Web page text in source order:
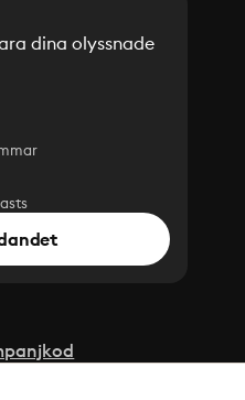
dina olyssnade